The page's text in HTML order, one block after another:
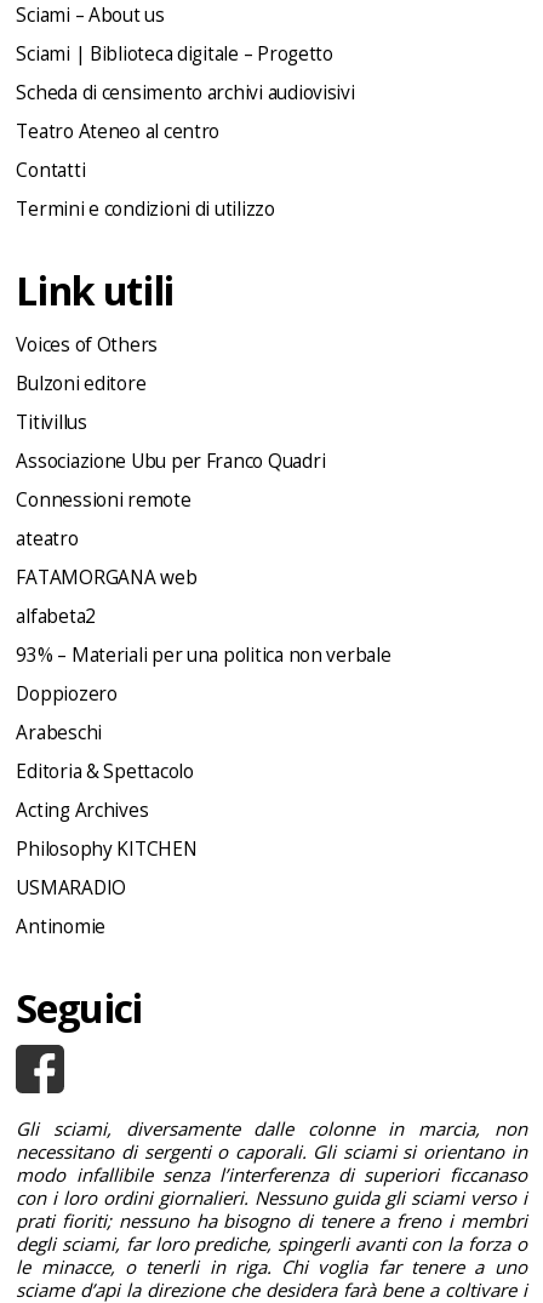
Sciami – About us
Sciami | Biblioteca digitale – Progetto
Scheda di censimento archivi audiovisivi
Teatro Ateneo al centro
Contatti
Termini e condizioni di utilizzo
Link utili
Voices of Others
Bulzoni editore
Titivillus
Associazione Ubu per Franco Quadri
Connessioni remote
ateatro
FATAMORGANA web
alfabeta2
93% – Materiali per una politica non verbale
Doppiozero
Arabeschi
Editoria & Spettacolo
Acting Archives
Philosophy KITCHEN
USMARADIO
Antinomie
Seguici
Gli sciami, diversamente dalle colonne in marcia, non
necessitano di sergenti o caporali. Gli sciami si orientano in
modo infallibile senza l’interferenza di superiori ficcanaso
con i loro ordini giornalieri. Nessuno guida gli sciami verso i
prati fioriti; nessuno ha bisogno di tenere a freno i membri
degli sciami, far loro prediche, spingerli avanti con la forza o
le minacce, o tenerli in riga. Chi voglia far tenere a uno
sciame d’api la direzione che desidera farà bene a coltivare i